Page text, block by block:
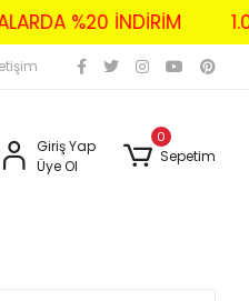
%20 İNDİRİM
Giriş Yap
Üye Ol
0
Sepetim